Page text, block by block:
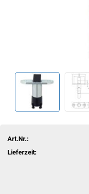
Art.Nr.:
Lieferzeit: